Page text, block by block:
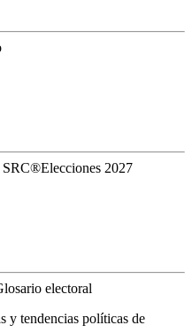
SRC®Elecciones 2027
electoral
y tendencias políticas de